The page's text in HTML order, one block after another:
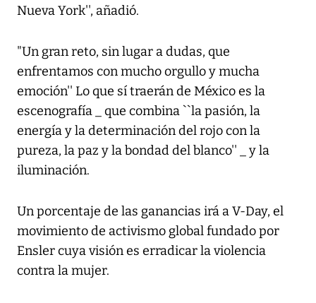
Nueva York'', añadió.
"Un gran reto, sin lugar a dudas, que
enfrentamos con mucho orgullo y mucha
emoción'' Lo que sí traerán de México es la
escenografía _ que combina ``la pasión, la
energía y la determinación del rojo con la
pureza, la paz y la bondad del blanco'' _ y la
iluminación.
Un porcentaje de las ganancias irá a V-Day, el
movimiento de activismo global fundado por
Ensler cuya visión es erradicar la violencia
contra la mujer.